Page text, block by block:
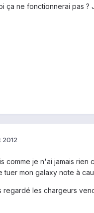
ça ne fonctionnerai pas
2012
comme je n'ai jamais
tuer mon galaxy note à
regardé les chargeurs